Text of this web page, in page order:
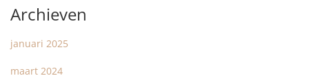
Archieven
januari 2025
maart 2024